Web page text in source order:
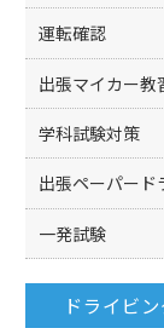
運転確認
出張マイカー教
学科試験対策
出張ペーパード
一発試験
ドライビ